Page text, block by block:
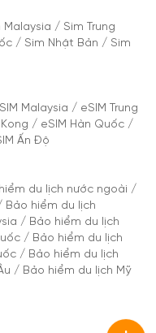
Malaysia / Sim Trung
/ Sim Nhật Bản / Sim
Malaysia / eSIM Trung
/ eSIM Hàn Quốc /
Ấn Độ
du lịch nước ngoài /
Bảo hiểm du lịch
/ Bảo hiểm du lịch
/ Bảo hiểm du lịch
/ Bảo hiểm du lịch
/ Bảo hiểm du lịch Mỹ